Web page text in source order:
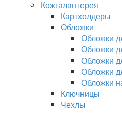
Кожгалантерея
Картхолдеры
Обложки
Обложки
Обложки
Обложки
Обложки
Обложки
Ключницы
Чехлы